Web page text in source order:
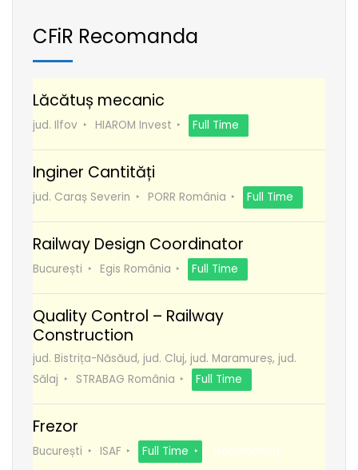
CFiR Recomanda
Lăcătuș mecanic
jud. Ilfov HIAROM Invest Full Time
Inginer Cantități
jud. Caraș Severin PORR România Full Time
Railway Design Coordinator
București Egis România Full Time
Quality Control – Railway
Construction
jud. Bistrița-Năsăud, jud. Cluj, jud. Maramureș, jud.
Sălaj
STRABAG România Full Time
Frezor
București ISAF Full Time Recomanda